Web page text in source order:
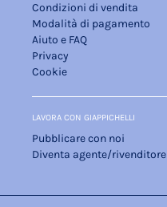
Condizioni di vendita
Modalità di pagamento
Aiuto e FAQ
Privacy
Cookie
LAVORA CON GIAPPICHELLI
Pubblicare con noi
Diventa agente/rivenditore